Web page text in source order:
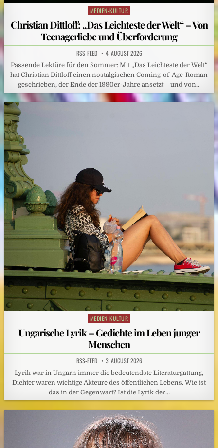
Posted
in
MEDIEN-KULTUR
Christian Dittloff: „Das Leichteste der Welt“ – Von
Teenagerliebe und Überforderung
RSS-FEED 4. AUGUST 2026
Passende Lektüre für den Sommer: Mit „Das Leichteste der Welt“
hat Christian Dittloff einen nostalgischen Coming-of-Age-Roman
geschrieben, der Ende der 1990er-Jahre ansetzt – und von…
Posted
MEDIEN-KULTUR
Ungarische Lyrik – Gedichte im Leben junger
Menschen
RSS-FEED 3. AUGUST 2026
Lyrik war in Ungarn immer die bedeutendste Literaturgattung,
Dichter waren wichtige Akteure des öffentlichen Lebens. Wie ist
das in der Gegenwart? Ist die Lyrik der…